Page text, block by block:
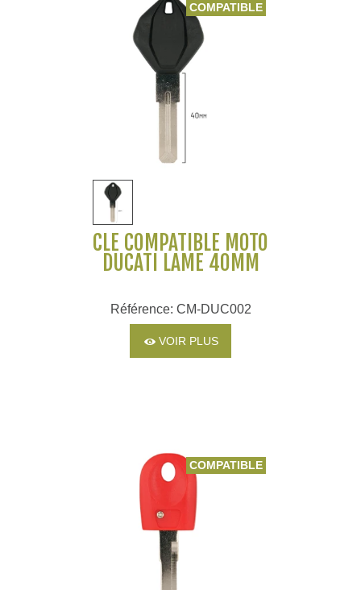
COMPATIBLE
CLÉ COMPATIBLE MOTO
DUCATI LAME 40MM
Référence: CM-DUC002
VOIR PLUS
COMPATIBLE